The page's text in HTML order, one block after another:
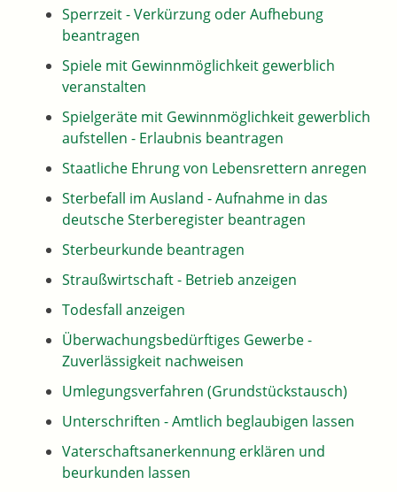
Sperrzeit - Verkürzung oder Aufhebung
beantragen
Spiele mit Gewinnmöglichkeit gewerblich
veranstalten
Spielgeräte mit Gewinnmöglichkeit gewerblich
aufstellen - Erlaubnis beantragen
Staatliche Ehrung von Lebensrettern anregen
Sterbefall im Ausland - Aufnahme in das
deutsche Sterberegister beantragen
Sterbeurkunde beantragen
Straußwirtschaft - Betrieb anzeigen
Todesfall anzeigen
Überwachungsbedürftiges Gewerbe -
Zuverlässigkeit nachweisen
Umlegungsverfahren (Grundstückstausch)
Unterschriften - Amtlich beglaubigen lassen
Vaterschaftsanerkennung erklären und
beurkunden lassen